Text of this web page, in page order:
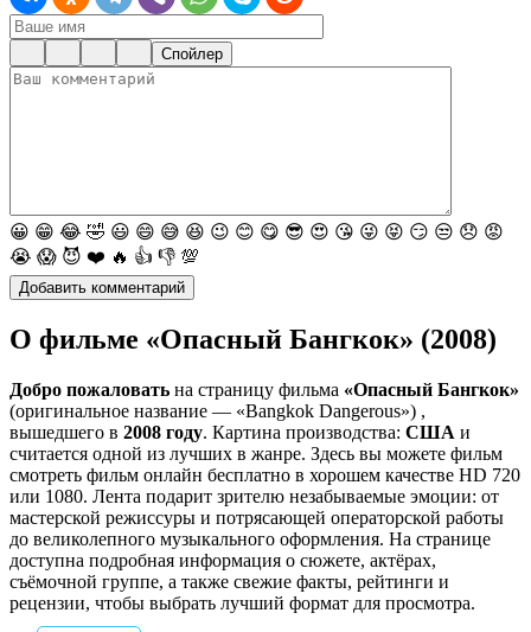
Спойлер
😀 😁 😂 🤣 😃 😄 😅 😆 😉 😊 😋 😎 😍 😘 😜 😝 😏 😒 😞 😡
😭 😱 😈 ❤️ 🔥 👍 👎 💯
О фильме «Опасный Бангкок» (2008)
Добро пожаловать на страницу фильма «Опасный Бангкок»
(оригинальное название — «Bangkok Dangerous») ,
вышедшего в 2008 году. Картина производства: США и
считается одной из лучших в жанре. Здесь вы можете фильм
смотреть фильм онлайн бесплатно в хорошем качестве HD 720
или 1080. Лента подарит зрителю незабываемые эмоции: от
мастерской режиссуры и потрясающей операторской работы
до великолепного музыкального оформления. На странице
доступна подробная информация о сюжете, актёрах,
съёмочной группе, а также свежие факты, рейтинги и
рецензии, чтобы выбрать лучший формат для просмотра.